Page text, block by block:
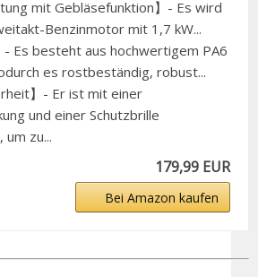
mit Gebläsefunktion】- Es wird
Benzinmotor mit 1,7 kW...
- Es besteht aus hochwertigem PA6
es rostbeständig, robust...
】- Er ist mit einer
und einer Schutzbrille
zu...
179,99 EUR
Bei Amazon kaufen